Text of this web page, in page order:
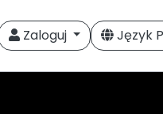
Zaloguj Język